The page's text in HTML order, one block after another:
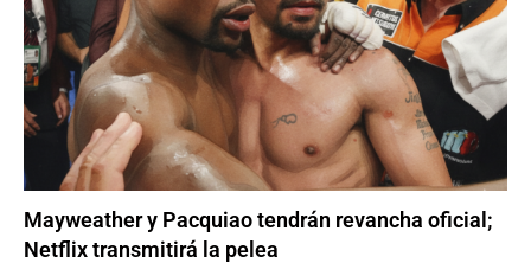
Mayweather y Pacquiao tendrán revancha oficial;
Netflix transmitirá la pelea